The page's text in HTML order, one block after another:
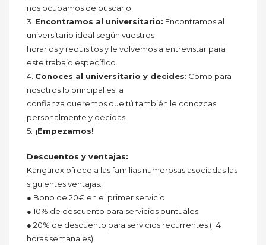
nos ocupamos de buscarlo.
3. Encontramos al universitario: Encontramos al
universitario ideal según vuestros
horarios y requisitos y le volvemos a entrevistar para
este trabajo específico.
4. Conoces al universitario y decides: Como para
nosotros lo principal es la
confianza queremos que tú también le conozcas
personalmente y decidas.
5. ¡Empezamos!
Descuentos y ventajas:
Kangurox ofrece a las familias numerosas asociadas las
siguientes ventajas:
● Bono de 20€ en el primer servicio.
● 10% de descuento para servicios puntuales.
● 20% de descuento para servicios recurrentes (+4
horas semanales).